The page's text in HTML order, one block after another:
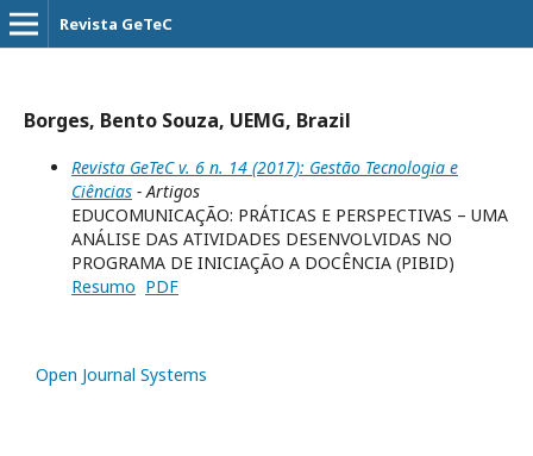
Revista GeTeC
Borges, Bento Souza, UEMG, Brazil
Revista GeTeC v. 6 n. 14 (2017): Gestão Tecnologia e
Ciências - Artigos
EDUCOMUNICAÇÃO: PRÁTICAS E PERSPECTIVAS – UMA
ANÁLISE DAS ATIVIDADES DESENVOLVIDAS NO
PROGRAMA DE INICIAÇÃO A DOCÊNCIA (PIBID)
Resumo PDF
Open Journal Systems